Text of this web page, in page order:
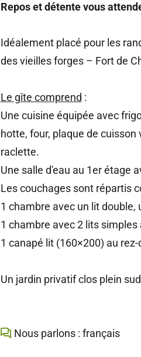
Repos et détente vous
Idéalement placé pour les
des vieilles forges – Fort de
Le gîte comprend :
Une cuisine équipée avec
hotte, four, plaque de
raclette.
Une salle d'eau au 1er étage
Les couchages sont répartis
1 chambre avec un lit
1 chambre avec 2 lits simples
1 canapé lit (160×200) au
Un jardin privatif clos plein
Nous parlons : français